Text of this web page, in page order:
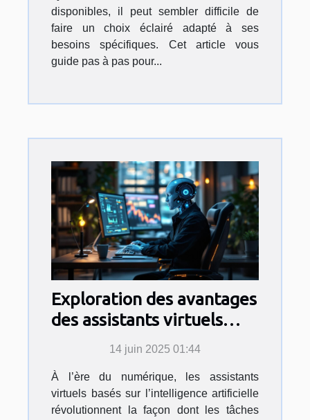
disponibles, il peut sembler difficile de
faire un choix éclairé adapté à ses
besoins spécifiques. Cet article vous
guide pas à pas pour...
Exploration des avantages
des assistants virtuels
basés sur l'IA14 juin 2025 01:44
À l’ère du numérique, les assistants
virtuels basés sur l’intelligence artificielle
révolutionnent la façon dont les tâches